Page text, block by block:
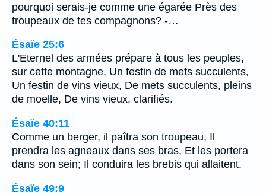
pourquoi serais-je comme une égarée Près des
troupeaux de tes compagnons? -…
Ésaïe 25:6
L'Eternel des armées prépare à tous les peuples,
sur cette montagne, Un festin de mets succulents,
Un festin de vins vieux, De mets succulents, pleins
de moelle, De vins vieux, clarifiés.
Ésaïe 40:11
Comme un berger, il paîtra son troupeau, Il
prendra les agneaux dans ses bras, Et les portera
dans son sein; Il conduira les brebis qui allaitent.
Ésaïe 49:9